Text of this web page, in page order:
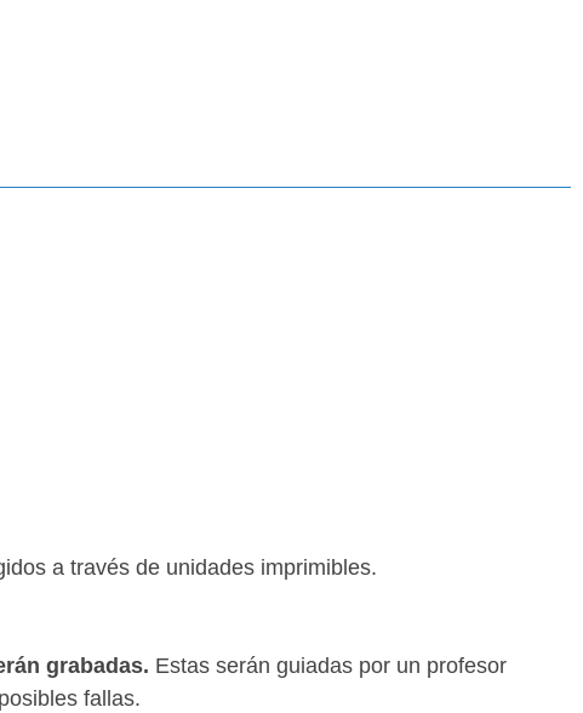
a través de unidades imprimibles.
grabadas. Estas serán guiadas por un profesor
fallas.